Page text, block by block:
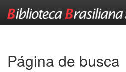
Página de busca